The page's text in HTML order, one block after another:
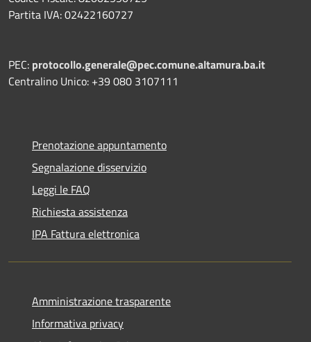
Partita IVA: 02422160727
PEC: protocollo.generale@pec.comune.altamura.ba.it
Centralino Unico: +39 080 3107111
Prenotazione appuntamento
Segnalazione disservizio
Leggi le FAQ
Richiesta assistenza
IPA Fattura elettronica
Amministrazione trasparente
Informativa privacy